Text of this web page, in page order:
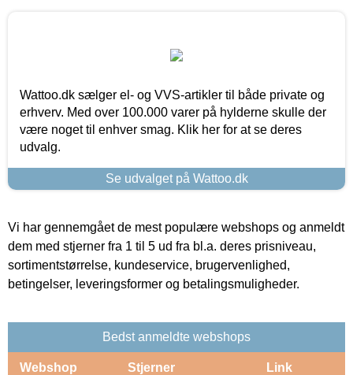
Wattoo.dk sælger el- og VVS-artikler til både private og
erhverv. Med over 100.000 varer på hylderne skulle der
være noget til enhver smag. Klik her for at se deres
udvalg.
Se udvalget på Wattoo.dk
Vi har gennemgået de mest populære webshops og anmeldt
dem med stjerner fra 1 til 5 ud fra bl.a. deres prisniveau,
sortimentstørrelse, kundeservice, brugervenlighed,
betingelser, leveringsformer og betalingsmuligheder.
Bedst anmeldte webshops
Webshop Stjerner Link